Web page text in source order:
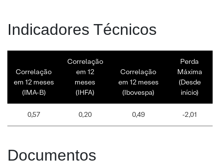
Indicadores Técnicos
Correlação
em 12 meses
(IMA-B)
Correlação
em 12
meses
(IHFA)
Correlação
em 12 meses
(Ibovespa)
Perda
Máxima
(Desde
início)
0,57 0,20 0,49 -2,01
Documentos